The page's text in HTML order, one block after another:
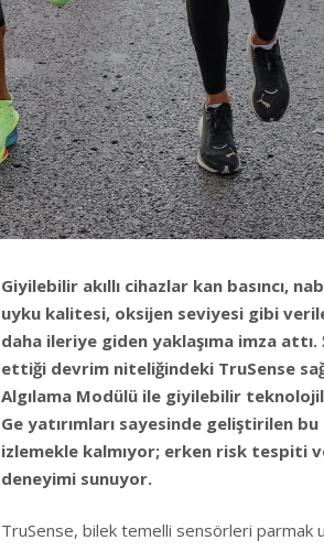
Giyilebilir akıllı cihazlar kan basıncı,
uyku kalitesi, oksijen seviyesi gibi
daha ileriye giden yaklaşıma imza
ettiği devrim niteliğindeki TruSense
Algılama Modülü ile giyilebilir
Ge yatırımları sayesinde geliştirilen bu
izlemekle kalmıyor; erken risk tespiti
deneyimi sunuyor.
TruSense, bilek temelli sensörleri parmak